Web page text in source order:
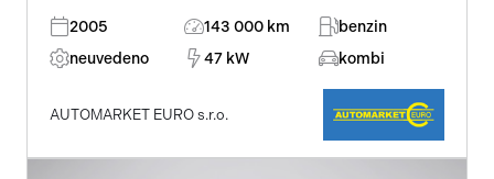
2005 143 000 km
benzin
neuvedeno
47 kW kombi
AUTOMARKET EURO s.r.o.